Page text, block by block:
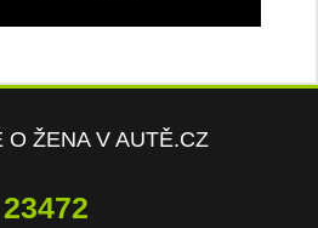
O ŽENA V AUTĚ.CZ
23472